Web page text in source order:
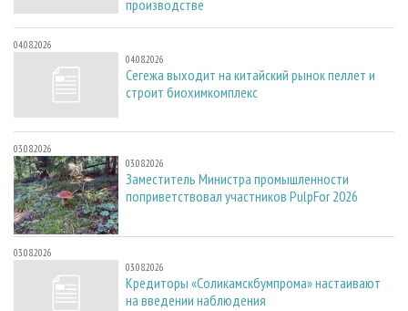
производстве
04.08.2026
04.08.2026
Сегежа выходит на китайский рынок пеллет и
строит биохимкомплекс
03.08.2026
03.08.2026
Заместитель Министра промышленности
поприветствовал участников PulpFor 2026
03.08.2026
03.08.2026
Кредиторы «Соликамскбумпрома» настаивают
на введении наблюдения